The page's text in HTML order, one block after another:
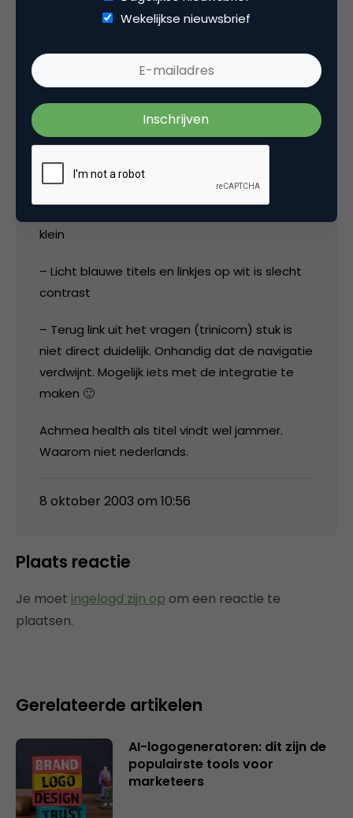
Mindere puntjes:
-Text grote is soms te klein en kan niet
worden veranderd (leesbaarheid voor
-Visueel grafische ondersteuning en
koppeling tussen niveau 1 en 2 bv.
klein
– Licht blauwe titels en linkjes op wit is slecht
contrast
– Terug link uit het vragen (trinicom) stuk is
niet direct duidelijk. Onhandig dat de navigatie
verdwijnt. Mogelijk iets met de integratie te
maken 🙂
Achmea health als titel vindt wel jammer.
Waarom niet nederlands.
8 oktober 2003 om 10:56
Plaats reactie
Je moet ingelogd zijn op om een reactie te
plaatsen.
Gerelateerde artikelen
AI-logogeneratoren: dit zijn de
populairste tools voor
marketeers
Wekelijkse nieuwsbrief